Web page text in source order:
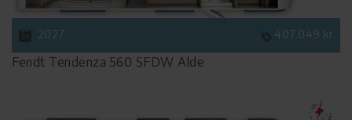
2027 407.049 kr.
Fendt Tendenza 560 SFDW Alde